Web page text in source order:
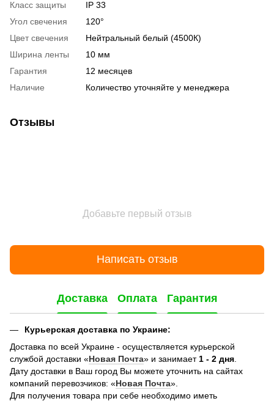
Класс защиты
IP 33
Угол свечения
120°
Цвет свечения
Нейтральный белый (4500К)
Ширина ленты
10 мм
Гарантия
12 месяцев
Наличие
Количество уточняйте у менеджера
Отзывы
Добавьте первый отзыв
Написать отзыв
Доставка Оплата Гарантия
Курьерская доставка по Украине:
Доставка по всей Украине - осуществляется курьерской
службой доставки «Новая Почта» и занимает 1 - 2 дня
Дату доставки в Ваш город Вы можете уточнить на сайтах
компаний перевозчиков: «Новая Почта».
Для получения товара при себе необходимо иметь